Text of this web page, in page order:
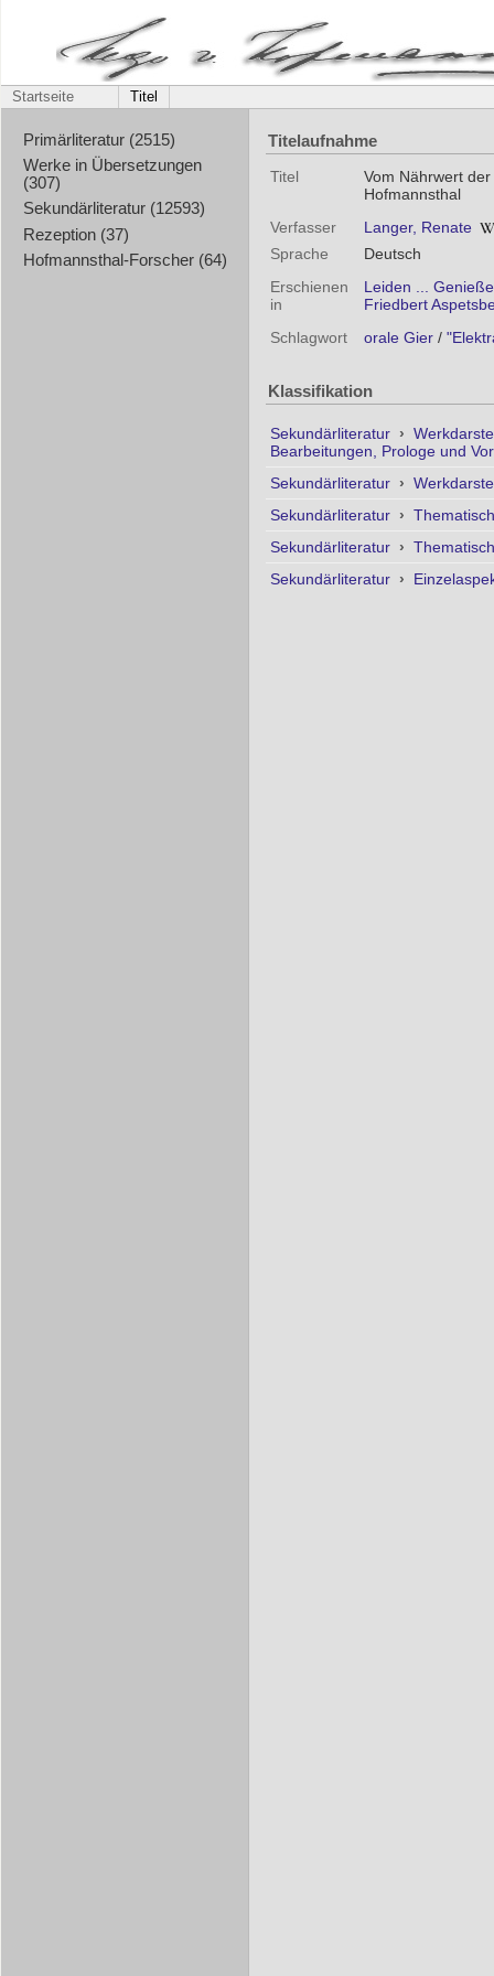
Startseite Titel
Primärliteratur (2515)
Werke in Übersetzungen
(307)
Sekundärliteratur (12593)
Rezeption (37)
Hofmannsthal-Forscher (64)
Titelaufnahme
Titel
Vom Nährwert
Hofmannsthal
Verfasser
Langer, Renate
Sprache
Deutsch
Erschienen
in
Leiden ...
Friedbert
Schlagwort
orale Gier/
Klassifikation
Sekundärliteratur ›
Bearbeitungen, Prologe und
Sekundärliteratur ›
Sekundärliteratur ›
Sekundärliteratur ›
Sekundärliteratur ›